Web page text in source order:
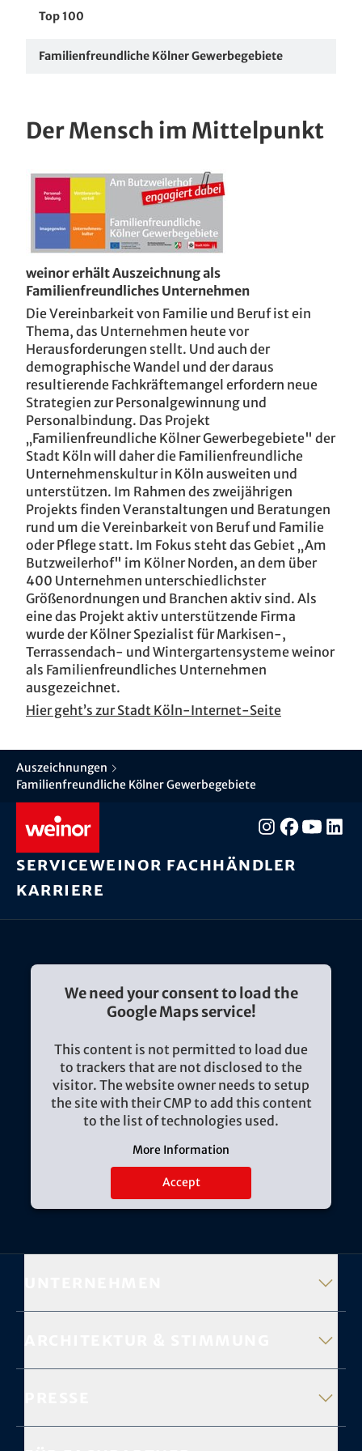
Iconic Award
Finalist beim Deutschen Nachhaltigkeitspreis
Top 100
Familienfreundliche Kölner Gewerbegebiete
Der Mensch im Mittelpunkt
weinor erhält Auszeichnung als
Familienfreundliches Unternehmen
Die Vereinbarkeit von Familie und Beruf ist ein
Thema, das Unternehmen heute vor
Herausforderungen stellt. Und auch der
demographische Wandel und der daraus
resultierende Fachkräftemangel erfordern neue
Strategien zur Personalgewinnung und
Personalbindung. Das Projekt
„Familienfreundliche Kölner Gewerbegebiete" der
Stadt Köln will daher die Familienfreundliche
Unternehmenskultur in Köln ausweiten und
unterstützen. Im Rahmen des zweijährigen
Projekts finden Veranstaltungen und Beratungen
rund um die Vereinbarkeit von Beruf und Familie
oder Pflege statt. Im Fokus steht das Gebiet „Am
Butzweilerhof" im Kölner Norden, an dem über
400 Unternehmen unterschiedlichster
Größenordnungen und Branchen aktiv sind. Als
eine das Projekt aktiv unterstützende Firma
wurde der Kölner Spezialist für Markisen-,
Terrassendach- und Wintergartensysteme weinor
als Familienfreundliches Unternehmen
ausgezeichnet.
Hier geht’s zur Stadt Köln-Internet-Seite
Auszeichnungen
Familienfreundliche Kölner Gewerbegebiete
Serviceweinor Fachhändler
Karriere
We need your consent to load the
Google Maps service!
This content is not permitted to load due
to trackers that are not disclosed to the
visitor. The website owner needs to setup
the site with their CMP to add this content
to the list of technologies used.
More Information
Accept